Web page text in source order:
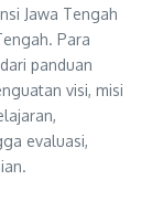
Jawa Tengah
Para
panduan
visi, misi
evaluasi,